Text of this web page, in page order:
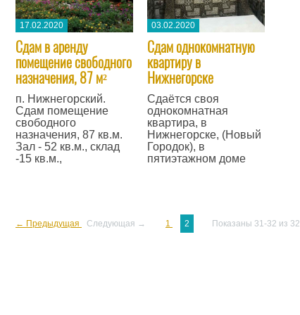
17.02.2020
Сдам в аренду
помещение свободного
назначения, 87 м²
п. Нижнегорский.
Сдам помещение
свободного
назначения, 87 кв.м.
Зал - 52 кв.м., склад
-15 кв.м.,
03.02.2020
Сдам однокомнатную
квартиру в
Нижнегорске
Сдаётся своя
однокомнатная
квартира, в
Нижнегорске, (Новый
Городок), в
пятиэтажном доме
← Предыдущая Следующая → 1 2 Показаны 31-32 из 32